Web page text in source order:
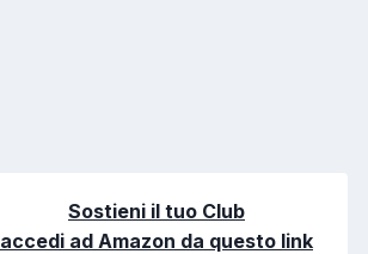
Sostieni il tuo Club
accedi ad Amazon da questo link